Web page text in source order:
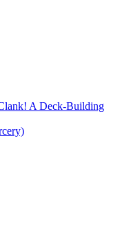
A Deck-Building